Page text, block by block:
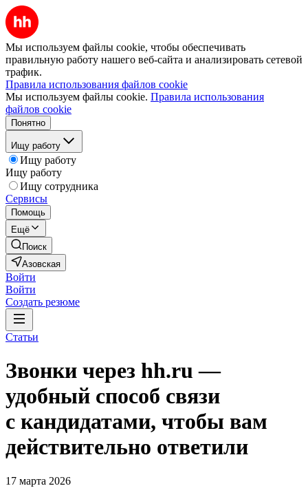
Мы используем файлы cookie, чтобы обеспечивать
правильную работу нашего веб-сайта и анализировать сетевой
трафик.
Правила использования файлов cookie
Мы используем файлы cookie. Правила использования
файлов cookie
Понятно
Ищу работу
Ищу работу
Ищу работу
Ищу сотрудника
Сервисы
Помощь
Ещё
Поиск
Азовская
Войти
Войти
Создать резюме
Статьи
Звонки через hh.ru —
удобный способ связи
с кандидатами, чтобы вам
действительно ответили
17 марта 2026